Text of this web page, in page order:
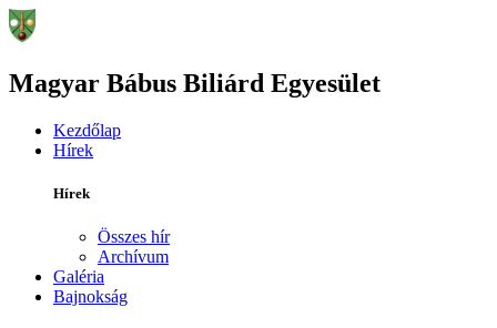
Magyar Bábus Biliárd Egyesület
Kezdőlap
Hírek
Hírek
Összes hír
Archívum
Galéria
Bajnokság